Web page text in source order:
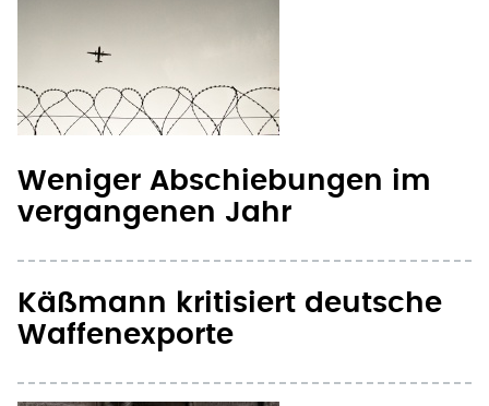
Weniger Abschiebungen im
vergangenen Jahr
Käßmann kritisiert deutsche
Waffenexporte